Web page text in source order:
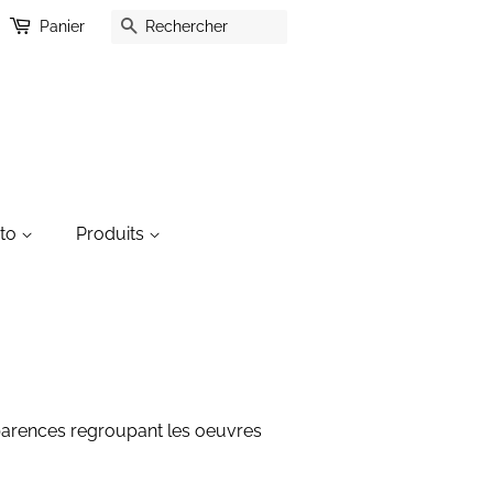
Panier Recherche
Produits
regroupant les oeuvres